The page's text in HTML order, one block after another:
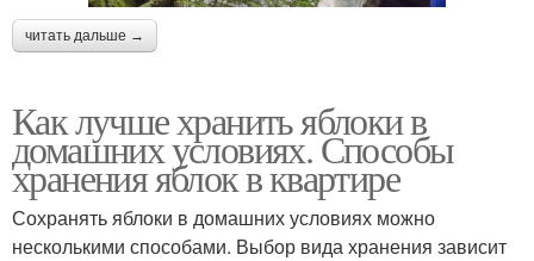
читать дальше →
Как лучше хранить яблоки в
домашних условиях. Способы
хранения яблок в квартире
Сохранять яблоки в домашних условиях можно
несколькими способами. Выбор вида хранения зависит